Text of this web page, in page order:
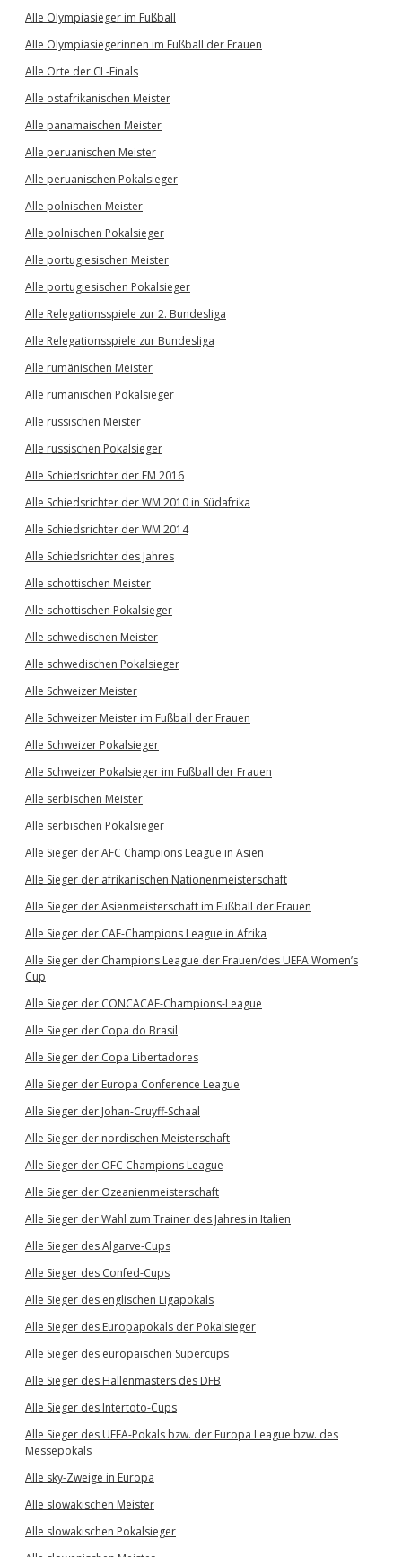
Alle Olympiasieger im Fußball
Alle Olympiasiegerinnen im Fußball der Frauen
Alle Orte der CL-Finals
Alle ostafrikanischen Meister
Alle panamaischen Meister
Alle peruanischen Meister
Alle peruanischen Pokalsieger
Alle polnischen Meister
Alle polnischen Pokalsieger
Alle portugiesischen Meister
Alle portugiesischen Pokalsieger
Alle Relegationsspiele zur 2. Bundesliga
Alle Relegationsspiele zur Bundesliga
Alle rumänischen Meister
Alle rumänischen Pokalsieger
Alle russischen Meister
Alle russischen Pokalsieger
Alle Schiedsrichter der EM 2016
Alle Schiedsrichter der WM 2010 in Südafrika
Alle Schiedsrichter der WM 2014
Alle Schiedsrichter des Jahres
Alle schottischen Meister
Alle schottischen Pokalsieger
Alle schwedischen Meister
Alle schwedischen Pokalsieger
Alle Schweizer Meister
Alle Schweizer Meister im Fußball der Frauen
Alle Schweizer Pokalsieger
Alle Schweizer Pokalsieger im Fußball der Frauen
Alle serbischen Meister
Alle serbischen Pokalsieger
Alle Sieger der AFC Champions League in Asien
Alle Sieger der afrikanischen Nationenmeisterschaft
Alle Sieger der Asienmeisterschaft im Fußball der Frauen
Alle Sieger der CAF-Champions League in Afrika
Alle Sieger der Champions League der Frauen/des UEFA Women’s
Cup
Alle Sieger der CONCACAF-Champions-League
Alle Sieger der Copa do Brasil
Alle Sieger der Copa Libertadores
Alle Sieger der Europa Conference League
Alle Sieger der Johan-Cruyff-Schaal
Alle Sieger der nordischen Meisterschaft
Alle Sieger der OFC Champions League
Alle Sieger der Ozeanienmeisterschaft
Alle Sieger der Wahl zum Trainer des Jahres in Italien
Alle Sieger des Algarve-Cups
Alle Sieger des Confed-Cups
Alle Sieger des englischen Ligapokals
Alle Sieger des Europapokals der Pokalsieger
Alle Sieger des europäischen Supercups
Alle Sieger des Hallenmasters des DFB
Alle Sieger des Intertoto-Cups
Alle Sieger des UEFA-Pokals bzw. der Europa League bzw. des
Messepokals
Alle sky-Zweige in Europa
Alle slowakischen Meister
Alle slowakischen Pokalsieger